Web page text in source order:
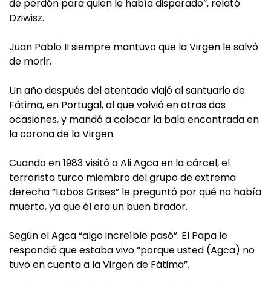
de perdón para quien le había disparado”, relató
Dziwisz.
Juan Pablo II siempre mantuvo que la Virgen le salvó
de morir.
Un año después del atentado viajó al santuario de
Fátima, en Portugal, al que volvió en otras dos
ocasiones, y mandó a colocar la bala encontrada en
la corona de la Virgen.
Cuando en 1983 visitó a Ali Agca en la cárcel, el
terrorista turco miembro del grupo de extrema
derecha “Lobos Grises” le preguntó por qué no había
muerto, ya que él era un buen tirador.
Según el Agca “algo increíble pasó”. El Papa le
respondió que estaba vivo “porque usted (Agca) no
tuvo en cuenta a la Virgen de Fátima”.